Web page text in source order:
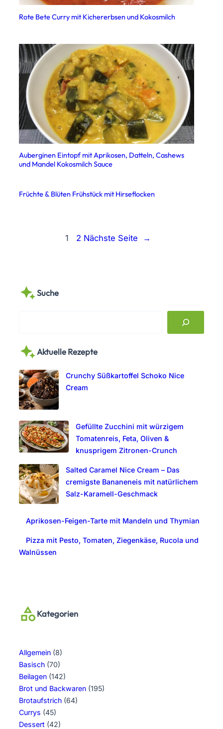
Rote Bete Curry mit Kichererbsen und Kokosmilch
Auberginen Eintopf mit Aprikosen, Datteln, Cashews
und Mandel Kokosmilch Sauce
Früchte & Blüten Frühstück mit Hirseflocken
1 2 Nächste Seite →
Suche
r
h
Aktuelle Rezepte
Crunchy Süßkartoffel Schoko Nice
Cream
Gefüllte Zucchini mit würzigem
Tomatenreis, Feta, Oliven &
knusprigem Zitronen-Crunch
Salted Caramel Nice Cream – Das
cremigste Bananeneis mit natürlichem
Salz-Karamell-Geschmack
Aprikosen-Feigen-Tarte mit Mandeln und Thymian
Pizza mit Pesto, Tomaten, Ziegenkäse, Rucola und
Walnüssen
Kategorien
Allgemein (8)
Basisch (70)
Beilagen (142)
Brot und Backwaren (195)
Brotaufstrich (64)
Currys (45)
Dessert (42)